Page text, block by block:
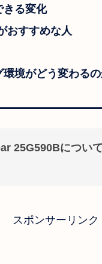
きる変化
おすすめな人
境がどう変わる
25G590Bについ
スポンサーリンク